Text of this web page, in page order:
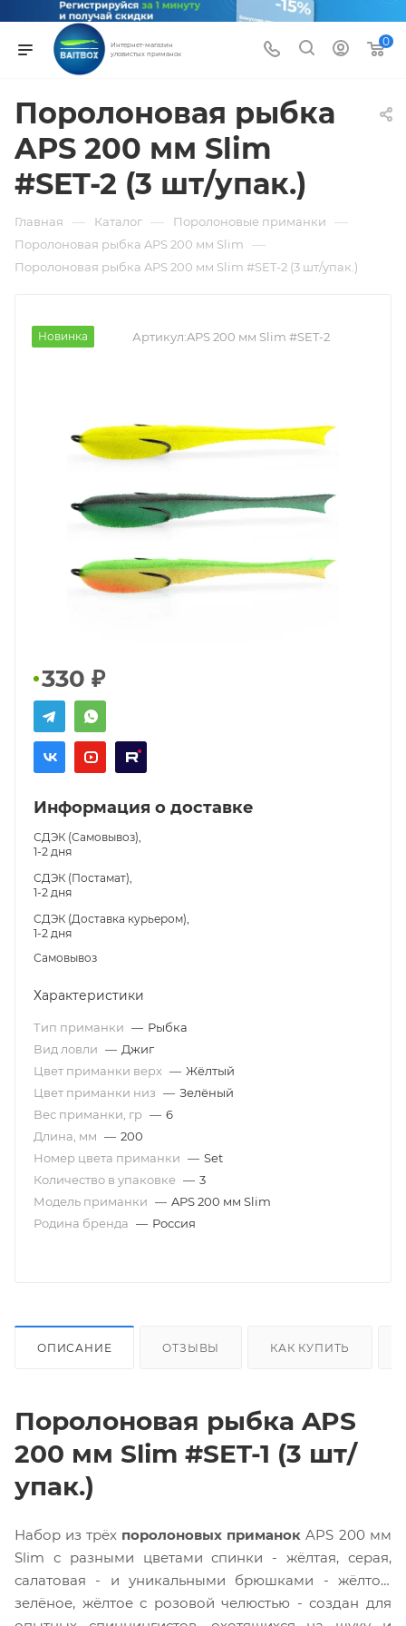
Интернет-магазин
уловистых приманок
0
Поролоновая рыбка
APS 200 мм Slim
#SET-2 (3 шт/упак.)
Главная — Каталог — Поролоновые приманки —
Поролоновая рыбка APS 200 мм Slim —
Поролоновая рыбка APS 200 мм Slim #SET-2 (3 шт/упак.)
Новинка Артикул:APS 200 мм Slim #SET-2
330 ₽
Информация о доставке
СДЭК (Самовывоз),
1-2 дня
СДЭК (Постамат),
1-2 дня
СДЭК (Доставка курьером),
1-2 дня
Самовывоз
Характеристики
Тип приманки — Рыбка
Вид ловли — Джиг
Цвет приманки верх — Жёлтый
Цвет приманки низ — Зелёный
Вес приманки, гр — 6
Длина, мм — 200
Номер цвета приманки — Set
Количество в упаковке — 3
Модель приманки — APS 200 мм Slim
Родина бренда — Россия
ОПИСАНИЕ ОТЗЫВЫ КАК КУПИТЬ
Поролоновая рыбка APS
200 мм Slim #SET-1 (3 шт/
упак.)
Набор из трёх поролоновых приманок APS 200 мм
Slim с разными цветами спинки - жёлтая, серая,
салатовая - и уникальными брюшками - жёлтое,
зелёное, жёлтое с розовой челюстью - создан для